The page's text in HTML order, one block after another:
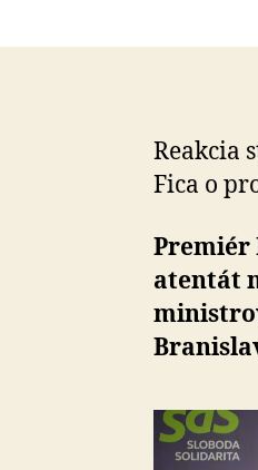
Reakcia
Fica o
Premiér
aten­tát